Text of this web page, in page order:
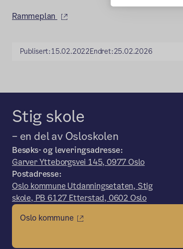
Rammeplan (ekstern lenke)
Publisert:15.02.2022Endret:25.02.2026
Stig skole
– en del av Osloskolen
Besøks- og leveringsadresse:
Garver Ytteborgsvei 145, 0977 Oslo
Postadresse:
Oslo kommune Utdanningsetaten, Stig
skole, PB 6127 Etterstad, 0602 Oslo
Oslo kommune